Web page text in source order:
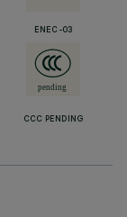
ENEC-03
CCC PENDING